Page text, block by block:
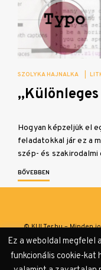
SZOLYKA HAJNALKA
Hogyan képzeljük el
feladatokkal jár ez a
szép- és
BŐVEBBEN
© KULTer.hu – Minden
Ez a weboldal megfelel
funkcionális cookie-kat